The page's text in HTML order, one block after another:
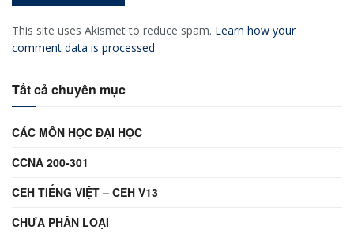
This site uses Akismet to reduce spam. Learn how your
comment data is processed.
Tất cả chuyên mục
CÁC MÔN HỌC ĐẠI HỌC
CCNA 200-301
CEH TIẾNG VIỆT – CEH V13
CHƯA PHÂN LOẠI